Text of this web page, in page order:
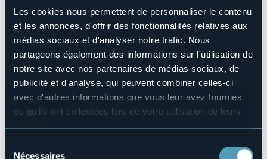
Les cookies nous permettent de personnaliser le contenu
et les annonces, d'offrir des fonctionnalités relatives aux
médias sociaux et d'analyser notre trafic. Nous
partageons également des informations sur l'utilisation de
notre site avec nos partenaires de médias sociaux, de
publicité et d'analyse, qui peuvent combiner celles-ci
avec d'autres informations que vous leur avez fournies
ou qu'ils ont collectées lors de votre utilisation de leurs
manière de les gérer et de les supprimer,
cliquez ici
Nécessaires
Piscine
No
Animaux acceptés
No
Nombres de chambres
Nombres de lits
20
E-mail
Site Internet